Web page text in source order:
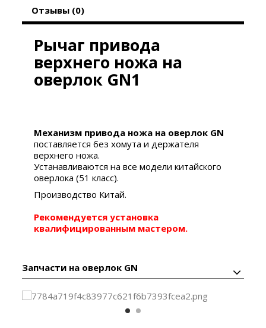
Отзывы (0)
Рычаг привода
верхнего ножа на
оверлок GN1
Механизм привода ножа на оверлок GN
поставляется без хомута и держателя
верхнего ножа.
Устанавливаются на все модели китайского
оверлока (51 класс).
Производство Китай.
Рекомендуется установка
квалифицированным мастером.
Запчасти на оверлок GN